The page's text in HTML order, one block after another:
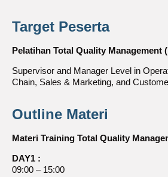
Target Peserta
Pelatihan Total Quality
Supervisor and Manager Level in
Chain, Sales & Marketing, and
Outline Materi
Materi Training Total Quality
DAY1 :
09:00 – 15:00